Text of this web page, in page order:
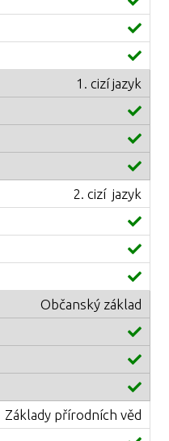
1. cizí jazyk
2. cizí jazyk
Občanský základ
Základy přírodních věd